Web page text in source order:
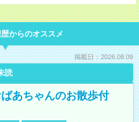
からのオススメ
掲載日：2026.08.09
読
あちゃんのお散歩付